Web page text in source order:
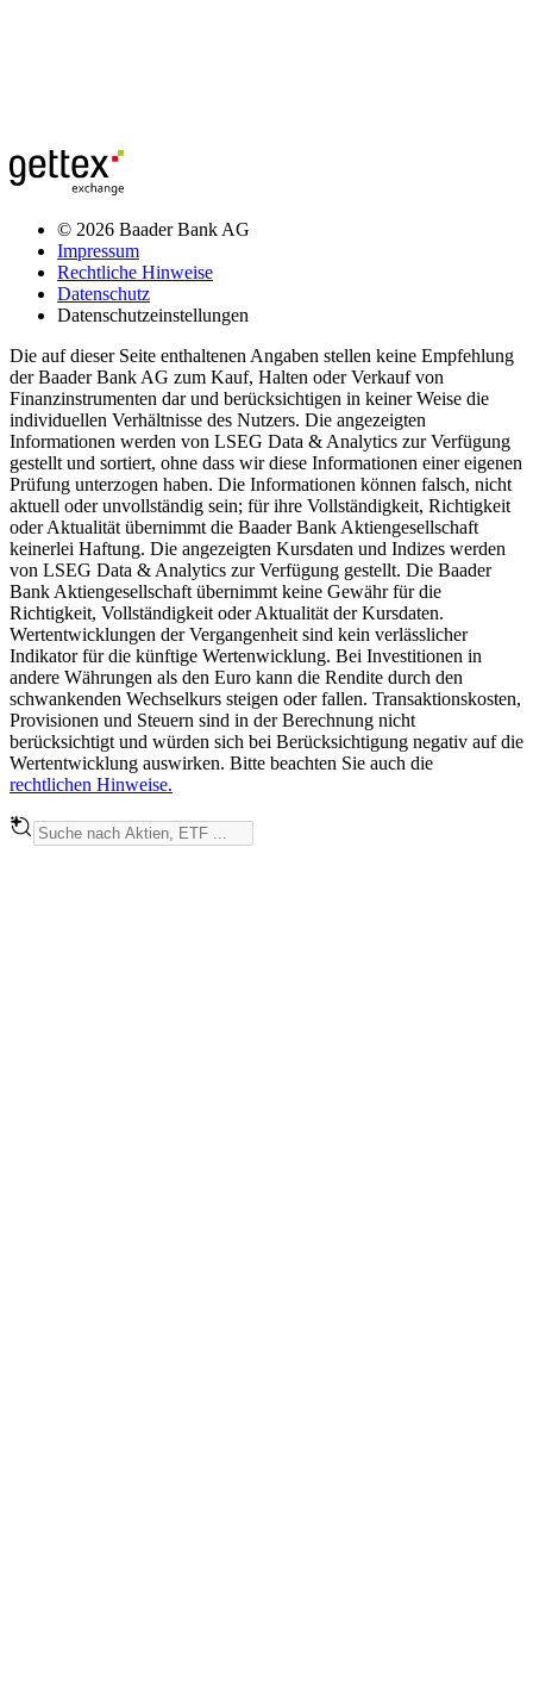
© 2026 Baader Bank AG
Impressum
Rechtliche Hinweise
Datenschutz
Datenschutzeinstellungen
Die auf dieser Seite enthaltenen Angaben stellen keine Empfehlung
der Baader Bank AG zum Kauf, Halten oder Verkauf von
Finanzinstrumenten dar und berücksichtigen in keiner Weise die
individuellen Verhältnisse des Nutzers. Die angezeigten
Informationen werden von LSEG Data & Analytics zur Verfügung
gestellt und sortiert, ohne dass wir diese Informationen einer eigenen
Prüfung unterzogen haben. Die Informationen können falsch, nicht
aktuell oder unvollständig sein; für ihre Vollständigkeit, Richtigkeit
oder Aktualität übernimmt die Baader Bank Aktiengesellschaft
keinerlei Haftung. Die angezeigten Kursdaten und Indizes werden
von LSEG Data & Analytics zur Verfügung gestellt. Die Baader
Bank Aktiengesellschaft übernimmt keine Gewähr für die
Richtigkeit, Vollständigkeit oder Aktualität der Kursdaten.
Wertentwicklungen der Vergangenheit sind kein verlässlicher
Indikator für die künftige Wertenwicklung. Bei Investitionen in
andere Währungen als den Euro kann die Rendite durch den
schwankenden Wechselkurs steigen oder fallen. Transaktionskosten,
Provisionen und Steuern sind in der Berechnung nicht
berücksichtigt und würden sich bei Berücksichtigung negativ auf die
Wertentwicklung auswirken. Bitte beachten Sie auch die
rechtlichen Hinweise.